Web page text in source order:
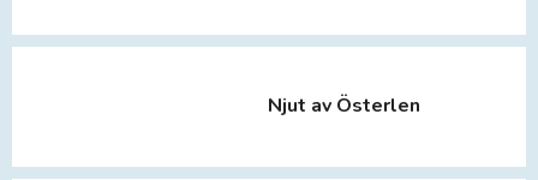
Njut av Österlen